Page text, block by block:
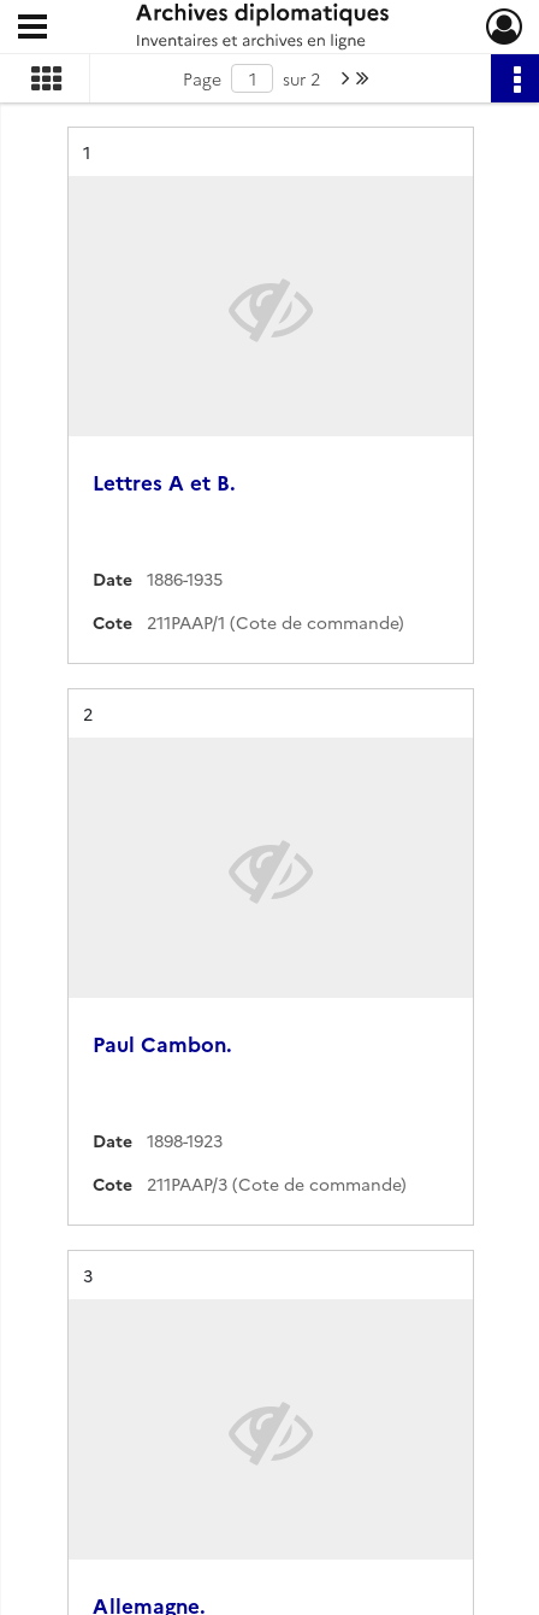
Archives diplomatiques
Ouvrir le menu déroulant
Page sur 2 Page suivante : 1/2
Résultat n°
1
Lettres A et B.
Date
1886-1935
Cote
211PAAP/1 (Cote de commande)
Résultat n°
2
Paul Cambon.
Date
1898-1923
Cote
211PAAP/3 (Cote de commande)
Résultat n°
3
Allemagne.